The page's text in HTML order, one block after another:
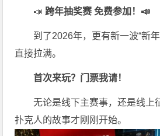
📣 跨年抽奖赛 免费参加 ！📣
到了2026年，更有新一波“新
直接拉满。
首次来玩？门票我请！
无论是线下主赛事，还是线上
扑克人的故事才刚刚开始。